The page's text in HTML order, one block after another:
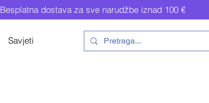
Besplatna dostava za sve narudžbe iznad 100 €
Savjeti